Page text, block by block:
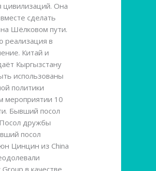
цивилизаций. Она
сделать
Шёлковом пути.
реализация в
Китай и
Кыргызстану
использованы
политики
мероприятии 10
Бывший посол
дружбы
посол
Цинцин из China
в качестве